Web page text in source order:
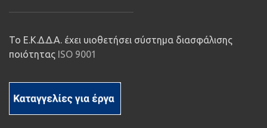
Το Ε.Κ.Δ.Δ.Α. έχει υιοθετήσει σύστημα διασφάλισης
ποιότητας ISO 9001